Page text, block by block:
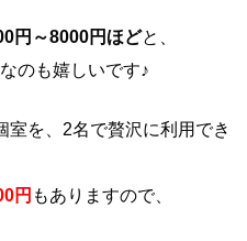
円～8000円ほどと、
のも嬉しいです♪
室を、2名で贅沢に利用でき
円 もありますので、